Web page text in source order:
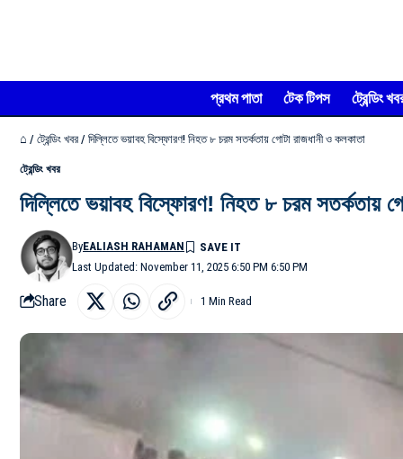
প্রথম পাতা টেক টিপস ট্রেন্ডিং
⌂ / ট্রেন্ডিং খবর / দিল্লিতে ভয়াবহ বিস্ফোরণ! নিহত ৮ চরম সতর্কতায় গোটা রাজধানী ও কলকাতা
ট্রেন্ডিং খবর
দিল্লিতে ভয়াবহ বিস্ফোরণ! নিহত ৮ চরম সতর্কতায়
Last Updated: November 11, 2025 6:50 PM 6:50 PM
ByEALIASH RAHAMAN
Share 1 Min Read